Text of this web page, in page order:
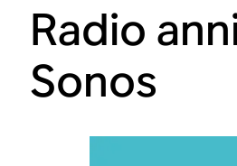
Radio
Sonos